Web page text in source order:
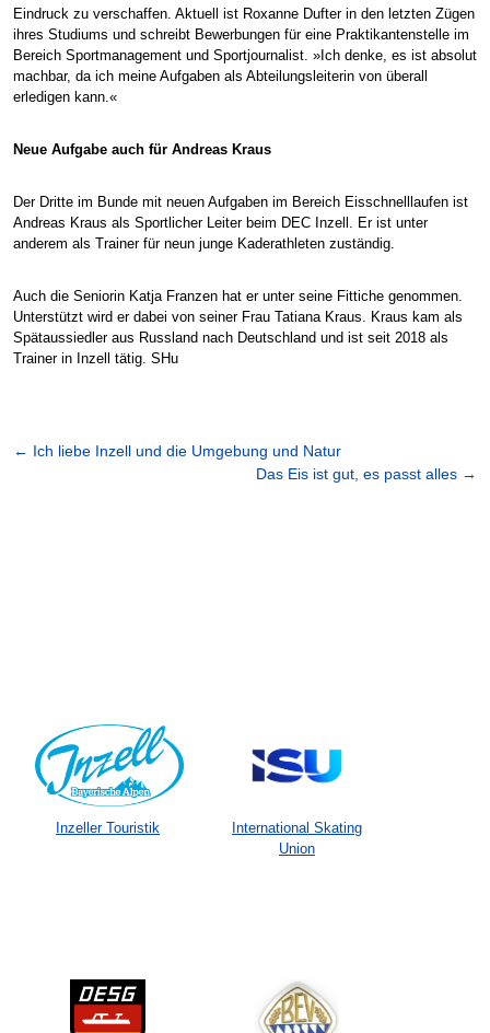
Eindruck zu verschaffen. Aktuell ist Roxanne Dufter in den letzten Zügen
ihres Studiums und schreibt Bewerbungen für eine Praktikantenstelle im
Bereich Sportmanagement und Sportjournalist. »Ich denke, es ist absolut
machbar, da ich meine Aufgaben als Abteilungsleiterin von überall
erledigen kann.«
Neue Aufgabe auch für Andreas Kraus
Der Dritte im Bunde mit neuen Aufgaben im Bereich Eisschnelllaufen ist
Andreas Kraus als Sportlicher Leiter beim DEC Inzell. Er ist unter
anderem als Trainer für neun junge Kaderathleten zuständig.
Auch die Seniorin Katja Franzen hat er unter seine Fittiche genommen.
Unterstützt wird er dabei von seiner Frau Tatiana Kraus. Kraus kam als
Spätaussiedler aus Russland nach Deutschland und ist seit 2018 als
Trainer in Inzell tätig. SHu
← Ich liebe Inzell und die Umgebung und Natur
Das Eis ist gut, es passt alles →
Inzeller Touristik
International Skating
Union